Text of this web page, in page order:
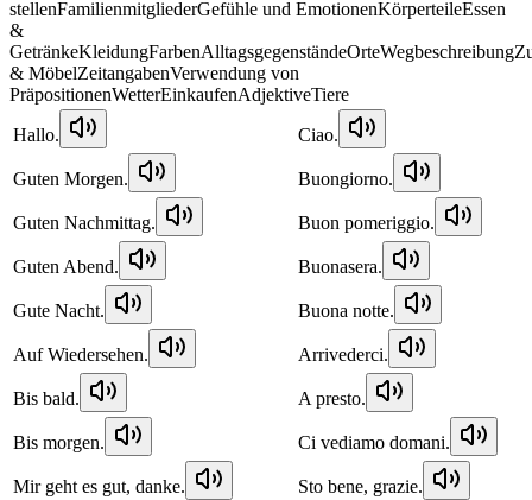
stellenFamilienmitgliederGefühle und EmotionenKörperteileEssen
&
GetränkeKleidungFarbenAlltagsgegenständeOrteWegbeschreibung
& MöbelZeitangabenVerwendung von
PräpositionenWetterEinkaufenAdjektiveTiere
Hallo.
Ciao.
Guten Morgen. Buongiorno.
Guten Nachmittag. Buon pomeriggio.
Guten Abend. Buonasera.
Gute Nacht. Buona notte.
Auf Wiedersehen. Arrivederci.
Bis bald. A presto.
Bis morgen. Ci vediamo domani.
Mir geht es gut, danke. Sto bene, grazie.